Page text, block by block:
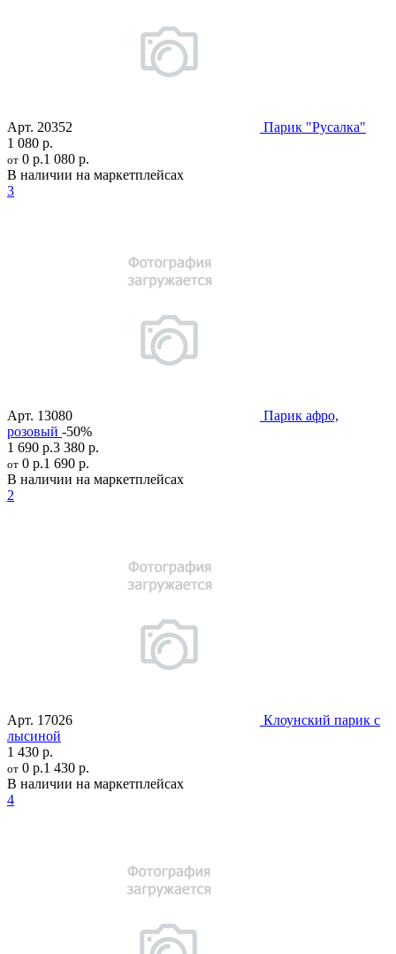
Арт. 20352
Парик "Русалка"
1 080 р.
от 0 р.1 080 р.
В наличии на маркетплейсах
3
Арт. 13080
Парик афро,
розовый -50%
1 690 р.3 380 р.
от 0 р.1 690 р.
В наличии на маркетплейсах
2
Арт. 17026
Клоунский парик с
лысиной
1 430 р.
от 0 р.1 430 р.
В наличии на маркетплейсах
4